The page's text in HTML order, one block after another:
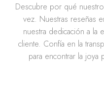
Descubre por qué
vez. Nuestras reseñas
nuestra dedicación a la
cliente. Confía en la
para encontrar la joya